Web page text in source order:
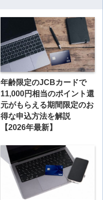
年齢限定のJCBカードで
11,000円相当のポイント還
元がもらえる期間限定のお
得な申込方法を解説
【2026年最新】